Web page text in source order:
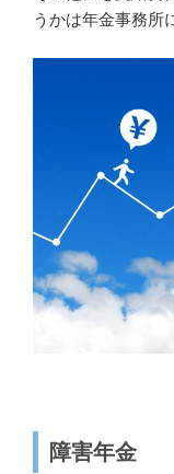
うかは年金事務所
障害年金